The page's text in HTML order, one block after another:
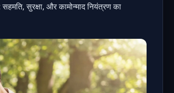
सुरक्षा, और कामोन्माद नियंत्रण का